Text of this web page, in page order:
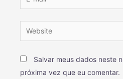
Salvar meus dados neste
próxima vez que eu comentar.